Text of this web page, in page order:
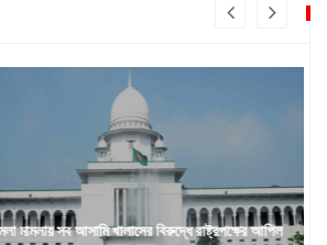
সব আসামি খালাসের বিরুদ্ধে রাষ্ট্রপক্ষের আপিল